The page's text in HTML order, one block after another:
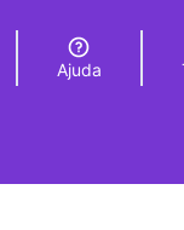
Elegir el idioma
Ajuda